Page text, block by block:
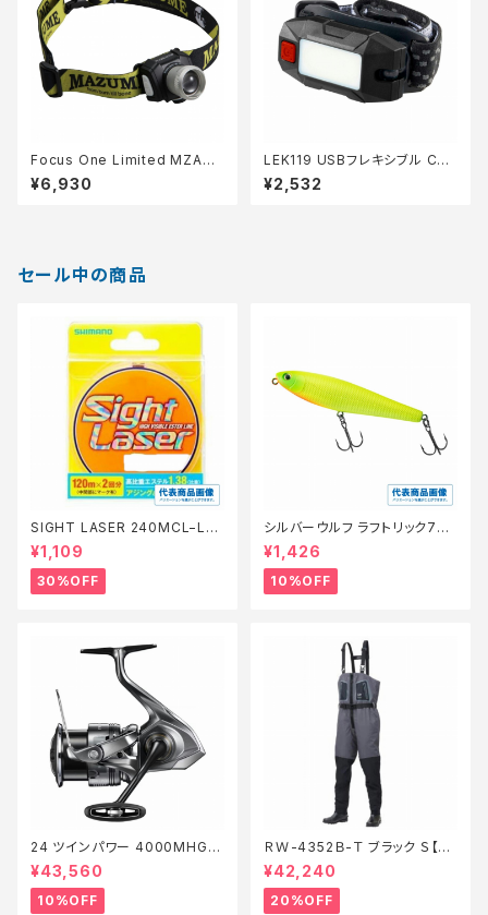
Focus One Limited MZAS-
301 フ゛ラック
¥6,930
LEK119 USBフレキシブル CＯ
Bヘッドランプ
¥2,532
セール中の商品
SIGHT LASER 240MCL−L75
Q 橙 0.2【特価仕掛】【30】
¥1,109
30%OFF
シルバーウルフ ラフトリック70Ｆ
【スタッフ永徳浜名湖セレクト】
【10】
¥1,426
10%OFF
24 ツインパワー 4000MHG
【継続セール_リール】【10】
¥43,560
10%OFF
ＲＷ-4352Ｂ-Ｔ ブラック Ｓ【特
価装備】【20】
¥42,240
20%OFF